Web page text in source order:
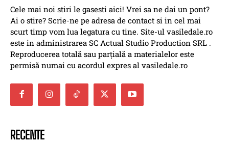
Cele mai noi stiri le gasesti aici! Vrei sa ne dai un pont?
Ai o stire? Scrie-ne pe adresa de contact si in cel mai
scurt timp vom lua legatura cu tine. Site-ul vasiledale.ro
este in administrarea SC Actual Studio Production SRL .
Reproducerea totală sau parțială a materialelor este
permisă numai cu acordul expres al vasiledale.ro
RECENTE